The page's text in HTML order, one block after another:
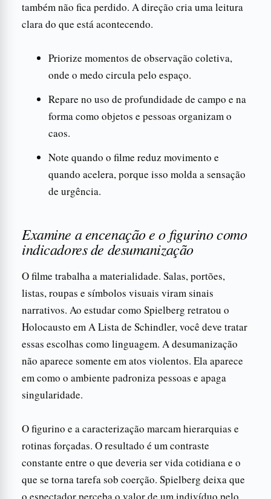
também não fica perdido. A direção cria uma leitura
clara do que está acontecendo.
Priorize momentos de observação coletiva,
onde o medo circula pelo espaço.
Repare no uso de profundidade de campo e na
forma como objetos e pessoas organizam o
caos.
Note quando o filme reduz movimento e
quando acelera, porque isso molda a sensação
de urgência.
Examine a encenação e o figurino como
indicadores de desumanização
O filme trabalha a materialidade. Salas, portões,
listas, roupas e símbolos visuais viram sinais
narrativos. Ao estudar como Spielberg retratou o
Holocausto em A Lista de Schindler, você deve tratar
essas escolhas como linguagem. A desumanização
não aparece somente em atos violentos. Ela aparece
em como o ambiente padroniza pessoas e apaga
singularidade.
O figurino e a caracterização marcam hierarquias e
rotinas forçadas. O resultado é um contraste
constante entre o que deveria ser vida cotidiana e o
que se torna tarefa sob coerção. Spielberg deixa que
o espectador perceba o valor de um indivíduo pelo